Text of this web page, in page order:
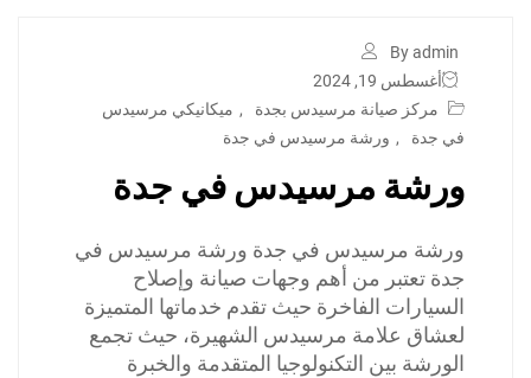
By admin
أغسطس 19, 2024
مركز صيانة مرسيدس بجدة
, ميكانيكي مرسيدس
في جدة
, ورشة مرسيدس في جدة
ورشة مرسيدس في جدة
ورشة مرسيدس في جدة ورشة مرسيدس في
جدة تعتبر من أهم وجهات صيانة وإصلاح
السيارات الفاخرة حيث تقدم خدماتها المتميزة
لعشاق علامة مرسيدس الشهيرة، حيث تجمع
الورشة بين التكنولوجيا المتقدمة والخبرة